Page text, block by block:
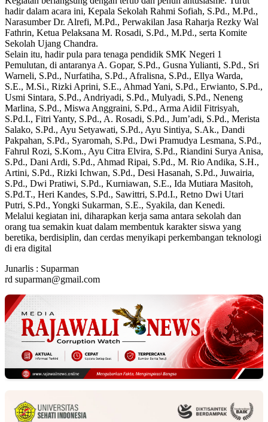
hadir dalam acara ini, Kepala Sekolah Rahmi Sofiah, S.Pd., M.Pd.,
Narasumber Dr. Alrefi, M.Pd., Perwakilan Jasa Raharja Rezky Wal
Fathrin, Ketua Pelaksana M. Rosadi, S.Pd., M.Pd., serta Komite
Sekolah Ujang Chandra.
Selain itu, hadir pula para tenaga pendidik SMK Negeri 1
Pemulutan, di antaranya A. Gopar, S.Pd., Gusna Yulianti, S.Pd., Sri
Warneli, S.Pd., Nurfatiha, S.Pd., Afralisna, S.Pd., Ellya Warda,
S.E., M.Si., Rizki Aprini, S.E., Ahmad Yani, S.Pd., Erwianto, S.Pd.,
Usmi Sintara, S.Pd., Andriyadi, S.Pd., Mulyadi, S.Pd., Neneng
Marlina, S.Pd., Miswa Anggraini, S.Pd., Arma Aidil Fitrisyah,
S.Pd.I., Fitri Yanty, S.Pd., A. Rosadi, S.Pd., Jum’adi, S.Pd., Merista
Salako, S.Pd., Ayu Setyawati, S.Pd., Ayu Sintiya, S.Ak., Dandi
Pakpahan, S.Pd., Syaromah, S.Pd., Dwi Pramudya Lesmana, S.Pd.,
Fahrul Rozi, S.Kom., Ayu Citra Elvira, S.Pd., Riandini Surya Anisa,
S.Pd., Dani Ardi, S.Pd., Ahmad Ripai, S.Pd., M. Rio Andika, S.H.,
Artini, S.Pd., Rizki Ichwan, S.Pd., Desi Hasanah, S.Pd., Juwairia,
S.Pd., Dwi Pratiwi, S.Pd., Kurniawan, S.E., Ida Mutiara Masitoh,
S.Pd.T., Heri Kandes, S.Pd., Sawittri, S.Pd.I., Retno Dwi Utari
Putri, S.Pd., Yongki Sukarman, S.E., Syakila, dan Kenedi.
Melalui kegiatan ini, diharapkan kerja sama antara sekolah dan
orang tua semakin kuat dalam membentuk karakter siswa yang
beretika, berdisiplin, dan cerdas menyikapi perkembangan teknologi
di era digital
Junarlis : Suparman
rd suparman@gmail.com